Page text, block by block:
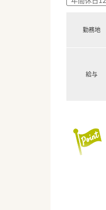
勤務地
給与